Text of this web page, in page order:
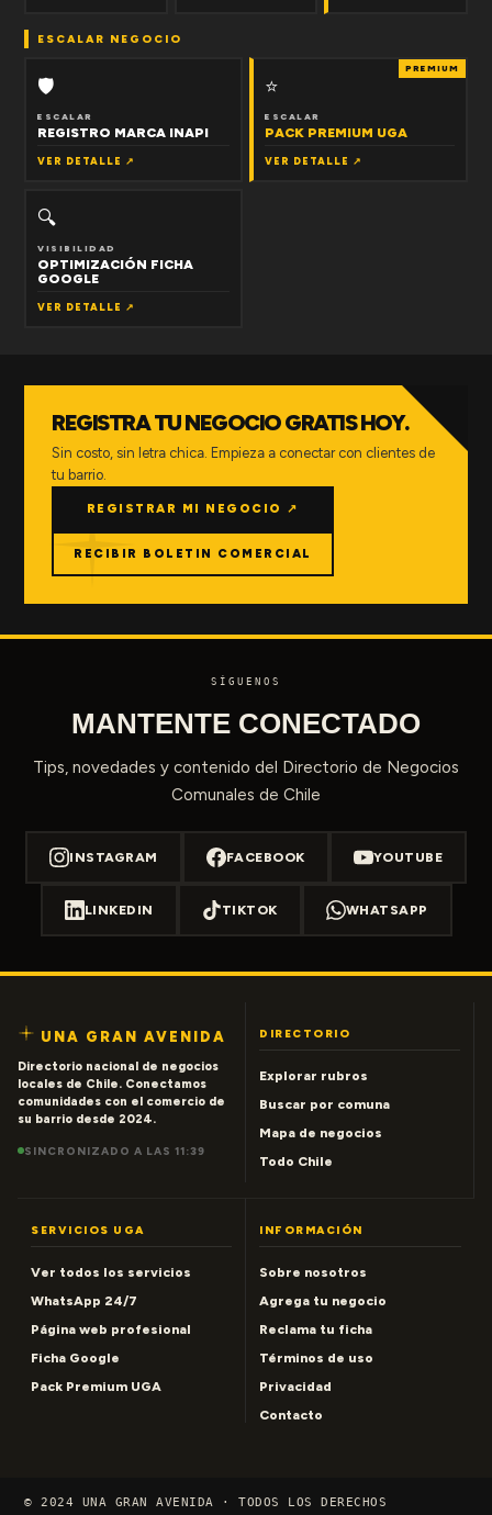
ESCALAR NEGOCIO
🛡
ESCALAR
REGISTRO MARCA INAPI
VER DETALLE ↗
PREMIUM
⭐
ESCALAR
PACK PREMIUM UGA
VER DETALLE ↗
🔍
VISIBILIDAD
OPTIMIZACIÓN FICHA
GOOGLE
VER DETALLE ↗
REGISTRA TU NEGOCIO GRATIS HOY.
Sin costo, sin letra chica. Empieza a conectar con clientes de
tu barrio.
REGISTRAR MI NEGOCIO ↗
RECIBIR BOLETIN COMERCIAL
SÍGUENOS
MANTENTE CONECTADO
Tips, novedades y contenido del Directorio de Negocios
Comunales de Chile
INSTAGRAM FACEBOOK YOUTUBE
LINKEDIN TIKTOK WHATSAPP
UNA GRAN AVENIDA
Directorio nacional de negocios
locales de Chile. Conectamos
comunidades con el comercio de
su barrio desde 2024.
SINCRONIZADO A LAS 11:39
DIRECTORIO
Explorar rubros
Buscar por comuna
Mapa de negocios
Todo Chile
SERVICIOS UGA
Ver todos los servicios
WhatsApp 24/7
Página web profesional
Ficha Google
Pack Premium UGA
INFORMACIÓN
Sobre nosotros
Agrega tu negocio
Reclama tu ficha
Términos de uso
Privacidad
Contacto
© 2024 UNA GRAN AVENIDA · TODOS LOS DERECHOS